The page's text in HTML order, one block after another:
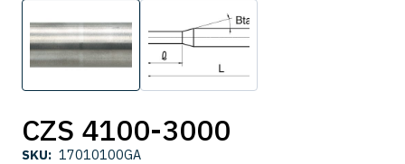
CZS 4100-3000
SKU: 17010100GA